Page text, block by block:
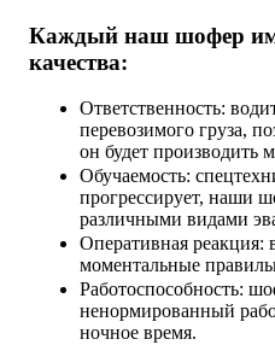
Каждый наш шофер
качества:
Ответственность:
перевозимого груза,
он будет производить
Обучаемость:
прогрессирует, наши
различными видами
Оперативная реакция:
моментальные
Работоспособность:
ненормированный
ночное время.